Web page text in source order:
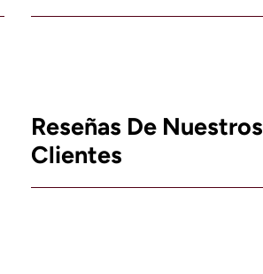
Reseñas De Nuestros
Clientes